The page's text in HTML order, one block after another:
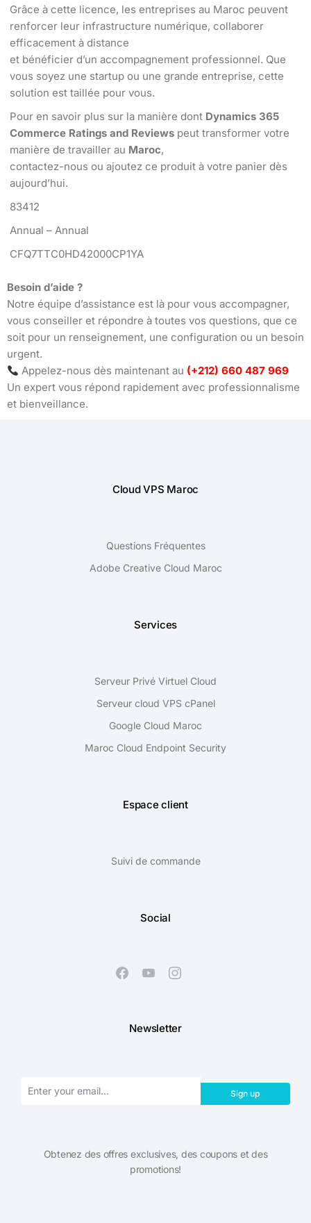
Grâce à cette licence, les entreprises au Maroc peuvent
renforcer leur infrastructure numérique, collaborer
efficacement à distance
et bénéficier d’un accompagnement professionnel. Que
vous soyez une startup ou une grande entreprise, cette
solution est taillée pour vous.
Pour en savoir plus sur la manière dont Dynamics 365
Commerce Ratings and Reviews peut transformer votre
manière de travailler au Maroc,
contactez-nous ou ajoutez ce produit à votre panier dès
aujourd’hui.
83412
Annual – Annual
CFQ7TTC0HD42000CP1YA
Besoin d’aide ?
Notre équipe d’assistance est là pour vous accompagner,
vous conseiller et répondre à toutes vos questions, que ce
soit pour un renseignement, une configuration ou un besoin
urgent.
Appelez-nous dès maintenant au (+212) 660 487 969
Un expert vous répond rapidement avec professionnalisme
et bienveillance.
Cloud VPS Maroc
Questions Fréquentes
Adobe Creative Cloud Maroc
Services
Serveur Privé Virtuel Cloud
Serveur cloud VPS cPanel
Google Cloud Maroc
Maroc Cloud Endpoint Security
Espace client
Suivi de commande
Social
Newsletter
Sign up
Obtenez des offres exclusives, des coupons et des
promotions!​